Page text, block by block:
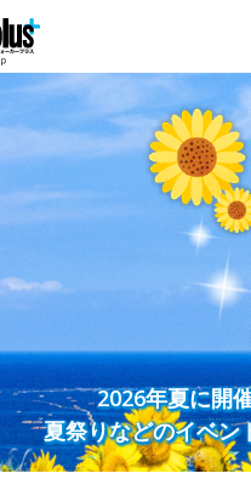
2026年夏に開
夏祭りなどのイベン